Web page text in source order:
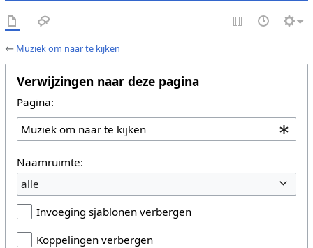
← Muziek om naar te kijken
Verwijzingen naar deze pagina
Pagina:
Naamruimte:
alle
Invoeging sjablonen verbergen
Koppelingen verbergen